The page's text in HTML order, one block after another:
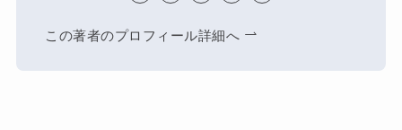
この著者のプロフィール詳細へ